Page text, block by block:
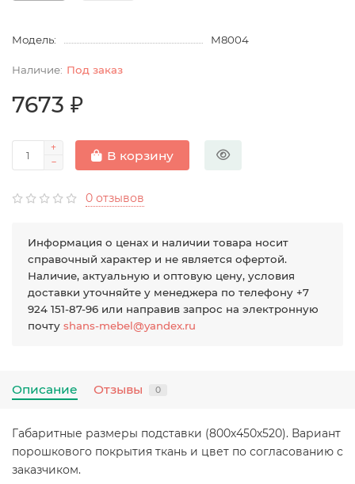
Модель: М8004
Под заказ
7673 ₽
В корзину
0 отзывов
Информация о ценах и наличии товара носит
справочный характер и не является офертой.
Наличие, актуальную и оптовую цену, условия
доставки уточняйте у менеджера по телефону +7
924 151-87-96 или направив запрос на электронную
почту shans-mebel@yandex.ru
Описание Отзывы 0
Габаритные размеры подставки (800х450х520). Вариант
порошкового покрытия ткань и цвет по согласованию с
заказчиком.